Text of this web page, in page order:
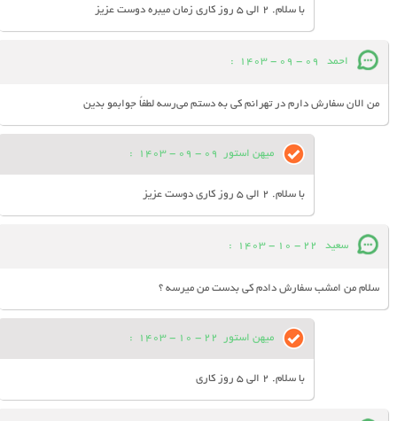
با سلام. 2 الی 5 روز کاری زمان میبره دوست عزیز
احمد 09 - 09 - 1403
:
من الان سفارش دارم در تهرانم کی به دستم می‌رسه لطفاً جوابمو بدین
میهن استور 09 - 09 - 1403
:
با سلام. 2 الی 5 روز کاری دوست عزیز
سعید 22 - 10 - 1403
:
سلام من امشب سفارش دادم کی بدست من میرسه ؟
میهن استور 22 - 10 - 1403
:
با سلام. 2 الی 5 روز کاری